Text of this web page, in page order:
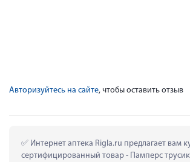
Авторизуйтесь на сайте, чтобы оставить отзыв
Интернет аптека Rigla.ru предлагает вам
сертифицированный товар - Памперс